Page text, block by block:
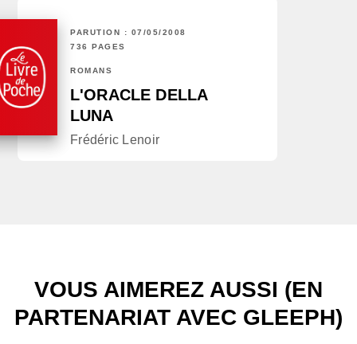
PARUTION : 07/05/2008
736 PAGES
ROMANS
L'ORACLE DELLA
LUNA
Frédéric Lenoir
VOUS AIMEREZ AUSSI (EN
PARTENARIAT AVEC GLEEPH)